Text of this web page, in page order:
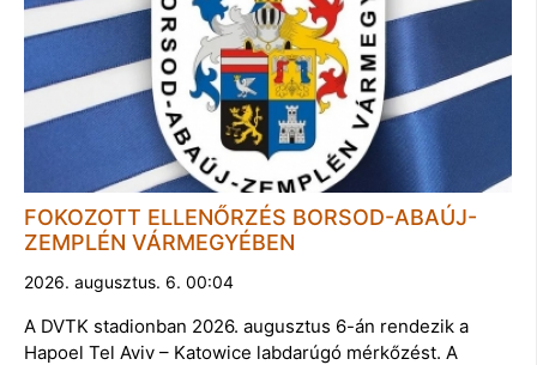
FOKOZOTT ELLENŐRZÉS BORSOD-ABAÚJ-
ZEMPLÉN VÁRMEGYÉBEN
2026. augusztus. 6. 00:04
A DVTK stadionban 2026. augusztus 6-án rendezik a
Hapoel Tel Aviv – Katowice labdarúgó mérkőzést. A